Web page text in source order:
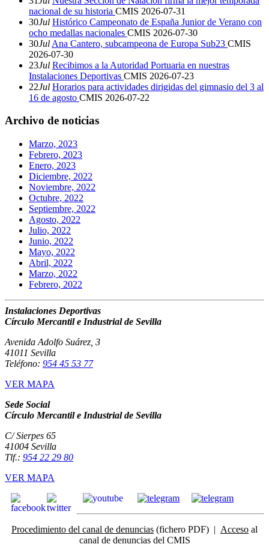
nacional de su historia CMIS 2026-07-31
30Jul Histórico Campeonato de España Junior de Verano con
ocho medallas nacionales CMIS 2026-07-30
30Jul Ana Cantero, subcampeona de Europa Sub23 CMIS
2026-07-30
23Jul Recibimos a la Autoridad Portuaria en nuestras
Instalaciones Deportivas CMIS 2026-07-23
22Jul Horarios para actividades dirigidas del gimnasio del 3 al
16 de agosto CMIS 2026-07-22
Archivo de noticias
Marzo, 2023
Febrero, 2023
Enero, 2023
Diciembre, 2022
Noviembre, 2022
Octubre, 2022
Septiembre, 2022
Agosto, 2022
Julio, 2022
Junio, 2022
Mayo, 2022
Abril, 2022
Marzo, 2022
Febrero, 2022
Instalaciones Deportivas
Círculo Mercantil e Industrial de Sevilla
Avenida Adolfo Suárez, 3
41011 Sevilla
Teléfono: 954 45 53 77
VER MAPA
Sede Social
Círculo Mercantil e Industrial de Sevilla
C/ Sierpes 65
41004 Sevilla
Tlf.: 954 22 29 80
VER MAPA
Procedimiento del canal de denuncias (fichero PDF) | Acceso al
canal de denuncias del CMIS